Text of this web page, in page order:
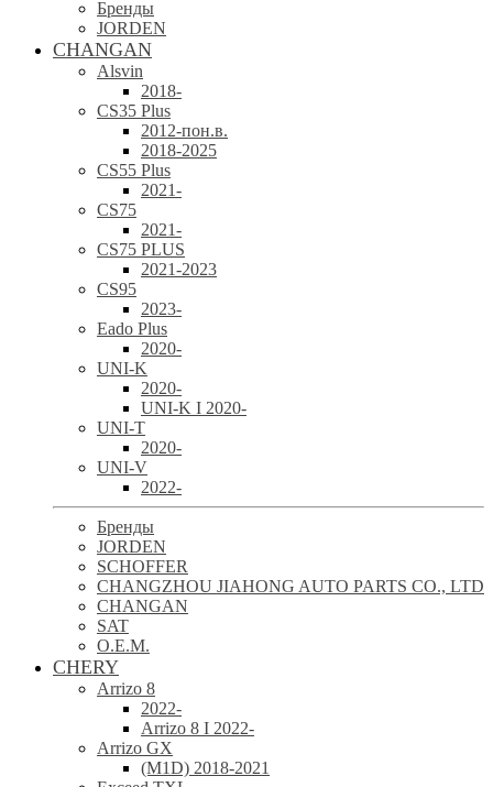
Бренды
JORDEN
CHANGAN
Alsvin
2018-
CS35 Plus
2012-пон.в.
2018-2025
CS55 Plus
2021-
CS75
2021-
CS75 PLUS
2021-2023
CS95
2023-
Eado Plus
2020-
UNI-K
2020-
UNI-K I 2020-
UNI-T
2020-
UNI-V
2022-
Бренды
JORDEN
SCHOFFER
CHANGZHOU JIAHONG AUTO PARTS CO., LTD
CHANGAN
SAT
O.E.M.
CHERY
Arrizo 8
2022-
Arrizo 8 I 2022-
Arrizo GX
(M1D) 2018-2021